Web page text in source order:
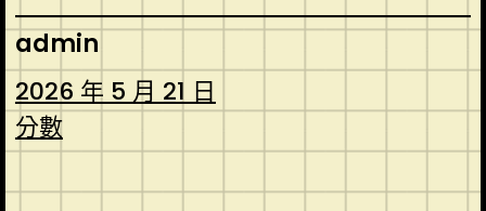
admin
2026 年 5 月 21 日
分數